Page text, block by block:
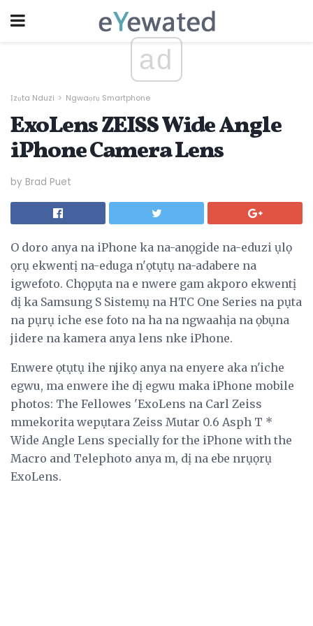
ad
Ịzụta Nduzi Ngwaọrụ Smartphone
ExoLens ZEISS Wide Angle
iPhone Camera Lens
by Brad Puet
O doro anya na iPhone ka na-anọgide na-eduzi ụlọ
ọrụ ekwentị na-eduga n'ọtụtụ na-adabere na
igwefoto. Chọpụta na e nwere gam akporo ekwentị
dị ka Samsung S Sistemụ na HTC One Series na pụta
na pụrụ iche ese foto na ha na ngwaahịa na ọbụna
jidere na kamera anya lens nke iPhone.
Enwere ọtụtụ ihe njikọ anya na enyere aka n'iche
egwu, ma enwere ihe dị egwu maka iPhone mobile
photos: The Fellowes 'ExoLens na Carl Zeiss
mmekorita wepụtara Zeiss Mutar 0.6 Asph T *
Wide Angle Lens specially for the iPhone with the
Macro and Telephoto anya m, dị na ebe nrụọrụ
ExoLens.